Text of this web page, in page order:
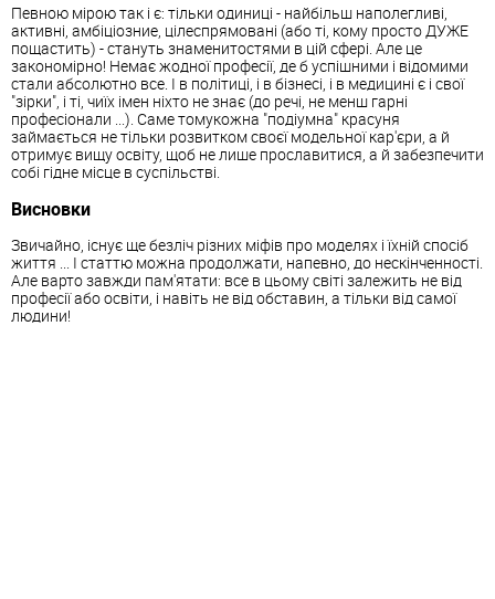
Певною мірою так і є: тільки одиниці - найбільш наполегливі,
активні, амбіціозние, цілеспрямовані (або ті, кому просто ДУЖЕ
пощастить) - стануть знаменитостями в цій сфері. Але це
закономірно! Немає жодної професії, де б успішними і відомими
стали абсолютно все. І в політиці, і в бізнесі, і в медицині є і свої
"зірки", і ті, чиїх імен ніхто не знає (до речі, не менш гарні
професіонали ...). Саме томукожна "подіумна" красуня
займається не тільки розвитком своєї модельної кар'єри, а й
отримує вищу освіту, щоб не лише прославитися, а й забезпечити
собі гідне місце в суспільстві.
Висновки
Звичайно, існує ще безліч різних міфів про моделях і їхній спосіб
життя ... І статтю можна продолжати, напевно, до нескінченності.
Але варто завжди пам'ятати: все в цьому світі залежить не від
професії або освіти, і навіть не від обставин, а тільки від самої
людини!